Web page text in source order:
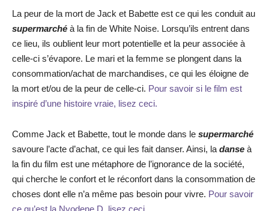
La peur de la mort de Jack et Babette est ce qui les conduit au
supermarché à la fin de White Noise. Lorsqu’ils entrent dans
ce lieu, ils oublient leur mort potentielle et la peur associée à
celle-ci s’évapore. Le mari et la femme se plongent dans la
consommation/achat de marchandises, ce qui les éloigne de
la mort et/ou de la peur de celle-ci. Pour savoir si le film est
inspiré d’une histoire vraie, lisez ceci.
Comme Jack et Babette, tout le monde dans le supermarché
savoure l’acte d’achat, ce qui les fait danser. Ainsi, la danse à
la fin du film est une métaphore de l’ignorance de la société,
qui cherche le confort et le réconfort dans la consommation de
choses dont elle n’a même pas besoin pour vivre. Pour savoir
ce qu’est la Nyodene D, lisez ceci.